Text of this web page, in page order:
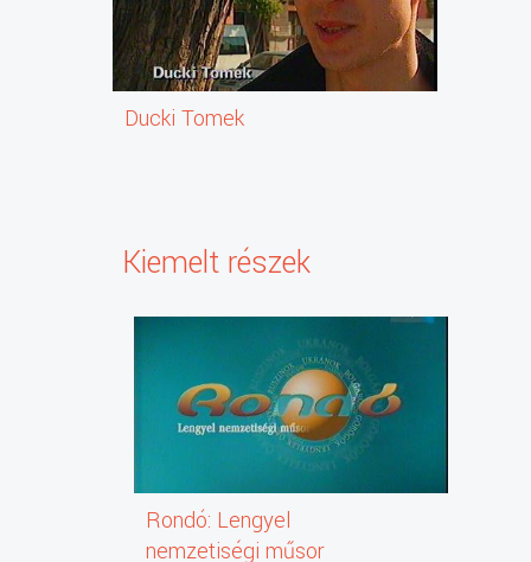
Ducki Tomek
Kiemelt részek
Rondó: Lengyel
nemzetiségi műsor